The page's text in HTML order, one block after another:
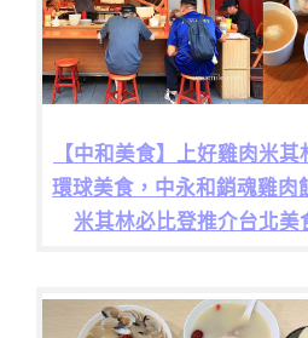
【中和美食】上好雞肉米其
環球美食，中永和銷魂雞肉
米其林必比登推介台北美